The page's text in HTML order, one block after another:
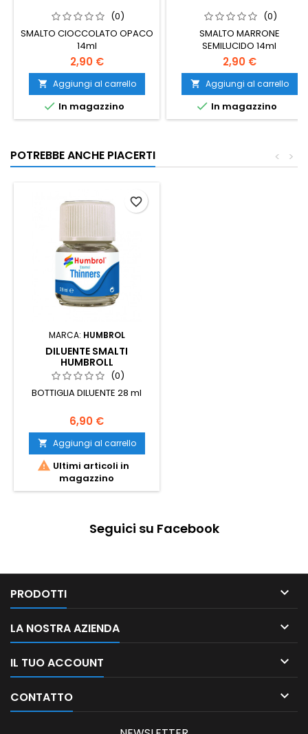
(0)
SMALTO CIOCCOLATO OPACO
14ml
2,90 €
 Aggiungi al carrello
 In magazzino
(0)
SMALTO MARRONE
SEMILUCIDO 14ml
2,90 €
 Aggiungi al carrello
 In magazzino
POTREBBE ANCHE PIACERTI >
<
MARCA: HUMBROL
DILUENTE SMALTI
HUMBROLL
(0)
BOTTIGLIA DILUENTE 28 ml
6,90 €
 Aggiungi al carrello
 Ultimi articoli in
magazzino
favorite_border
Seguici su Facebook
PRODOTTI 
LA NOSTRA AZIENDA 
IL TUO ACCOUNT 
CONTATTO 